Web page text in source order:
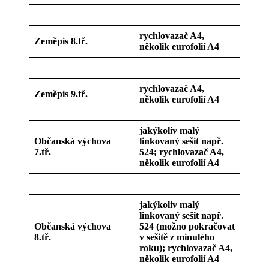
Zeměpis 8.tř.
rychlovazač A4,
několik eurofolií A4
Zeměpis 9.tř.
rychlovazač A4,
několik eurofolií A4
Občanská výchova
7.tř.
jakýkoliv malý
linkovaný sešit např.
524; rychlovazač A4,
několik eurofolií A4
Občanská výchova
8.tř.
jakýkoliv malý
linkovaný sešit např.
524 (možno pokračovat
v sešitě z minulého
roku); rychlovazač A4,
několik eurofolií A4